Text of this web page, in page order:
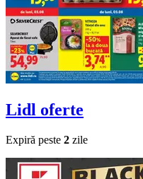
Lidl oferte
Expiră peste 2 zile